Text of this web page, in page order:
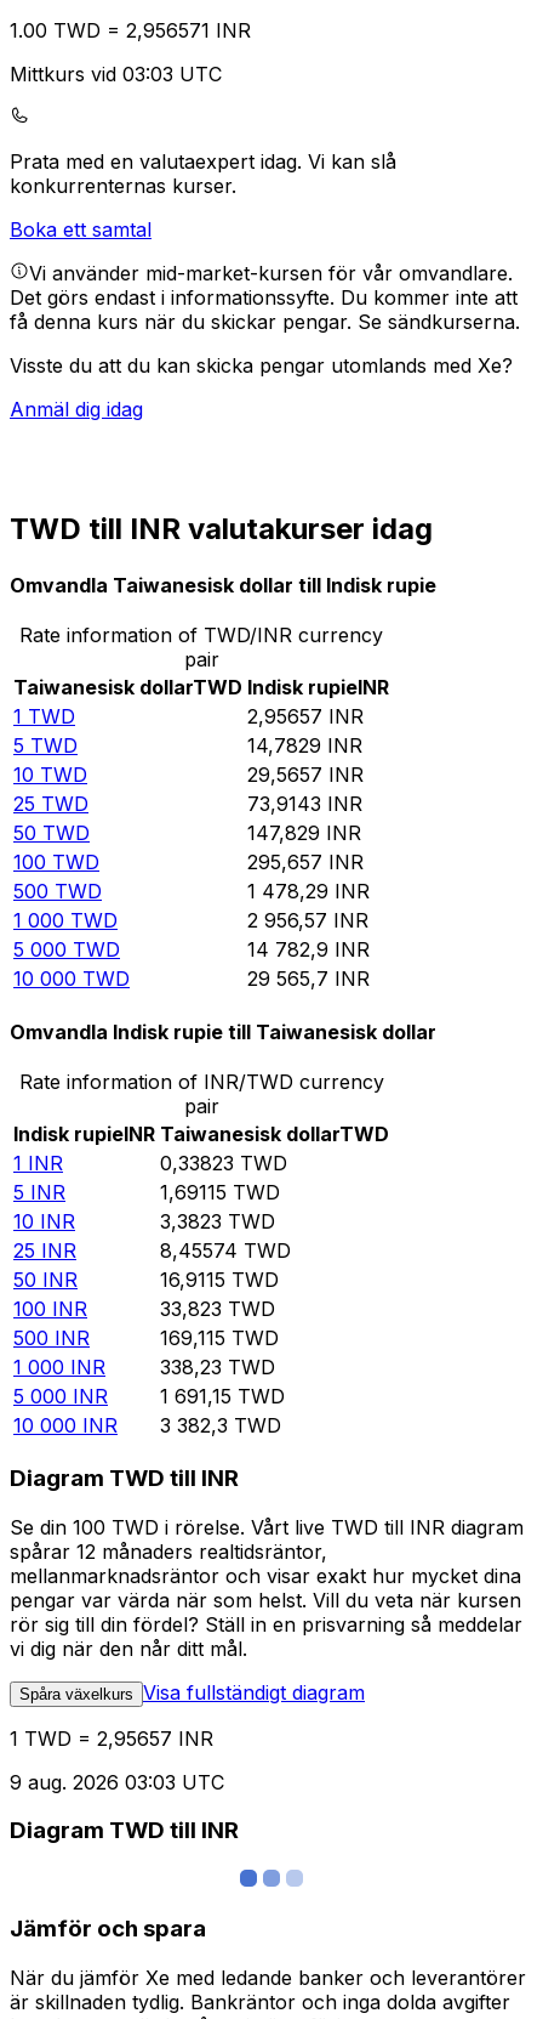
1.00 TWD = 2,956571 INR
Mittkurs vid 03:03 UTC
Prata med en valutaexpert idag. Vi kan slå
konkurrenternas kurser.
Boka ett samtal
Vi använder mid-market-kursen för vår omvandlare.
Det görs endast i informationssyfte. Du kommer inte att
få denna kurs när du skickar pengar. Se sändkurserna.
Visste du att du kan skicka pengar utomlands med Xe?
Anmäl dig idag
TWD till INR valutakurser idag
Omvandla Taiwanesisk dollar till Indisk rupie
Rate information of TWD/INR currency
pair
Taiwanesisk dollarTWD Indisk rupieINR
1 TWD 2,95657 INR
5 TWD 14,7829 INR
10 TWD 29,5657 INR
25 TWD 73,9143 INR
50 TWD 147,829 INR
100 TWD 295,657 INR
500 TWD 1 478,29 INR
1 000 TWD 2 956,57 INR
5 000 TWD 14 782,9 INR
10 000 TWD 29 565,7 INR
Omvandla Indisk rupie till Taiwanesisk dollar
Rate information of INR/TWD currency
pair
Indisk rupieINR Taiwanesisk dollarTWD
1 INR 0,33823 TWD
5 INR 1,69115 TWD
10 INR 3,3823 TWD
25 INR 8,45574 TWD
50 INR 16,9115 TWD
100 INR 33,823 TWD
500 INR 169,115 TWD
1 000 INR 338,23 TWD
5 000 INR 1 691,15 TWD
10 000 INR 3 382,3 TWD
Diagram TWD till INR
Se din 100 TWD i rörelse. Vårt live TWD till INR diagram
spårar 12 månaders realtidsräntor,
mellanmarknadsräntor och visar exakt hur mycket dina
pengar var värda när som helst. Vill du veta när kursen
rör sig till din fördel? Ställ in en prisvarning så meddelar
vi dig när den når ditt mål.
Spåra växelkurs Visa fullständigt diagram
1 TWD = 2,95657 INR
9 aug. 2026 03:03 UTC
Diagram TWD till INR
Jämför och spara
När du jämför Xe med ledande banker och leverantörer
är skillnaden tydlig. Bankräntor och inga dolda avgifter